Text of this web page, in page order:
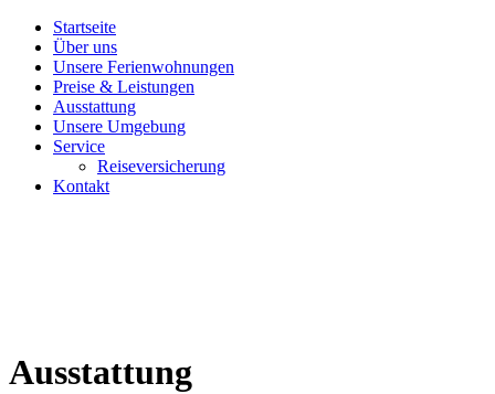
Startseite
Über uns
Unsere Ferienwohnungen
Preise & Leistungen
Ausstattung
Unsere Umgebung
Service
Reise­versicherung
Kontakt
Ausstattung